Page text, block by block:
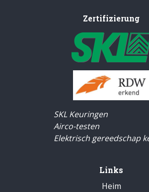
Zertifizierung
SKL Keuringen
Airco-testen
Elektrisch gereedschap
Links
Heim